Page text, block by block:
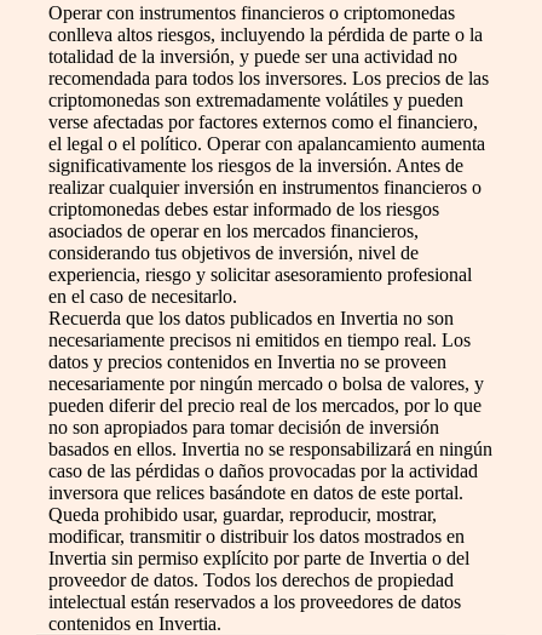
Operar con instrumentos financieros o criptomonedas
conlleva altos riesgos, incluyendo la pérdida de parte o la
totalidad de la inversión, y puede ser una actividad no
recomendada para todos los inversores. Los precios de las
criptomonedas son extremadamente volátiles y pueden
verse afectadas por factores externos como el financiero,
el legal o el político. Operar con apalancamiento aumenta
significativamente los riesgos de la inversión. Antes de
realizar cualquier inversión en instrumentos financieros o
criptomonedas debes estar informado de los riesgos
asociados de operar en los mercados financieros,
considerando tus objetivos de inversión, nivel de
experiencia, riesgo y solicitar asesoramiento profesional
en el caso de necesitarlo.
Recuerda que los datos publicados en Invertia no son
necesariamente precisos ni emitidos en tiempo real. Los
datos y precios contenidos en Invertia no se proveen
necesariamente por ningún mercado o bolsa de valores, y
pueden diferir del precio real de los mercados, por lo que
no son apropiados para tomar decisión de inversión
basados en ellos. Invertia no se responsabilizará en ningún
caso de las pérdidas o daños provocadas por la actividad
inversora que relices basándote en datos de este portal.
Queda prohibido usar, guardar, reproducir, mostrar,
modificar, transmitir o distribuir los datos mostrados en
Invertia sin permiso explícito por parte de Invertia o del
proveedor de datos. Todos los derechos de propiedad
intelectual están reservados a los proveedores de datos
contenidos en Invertia.